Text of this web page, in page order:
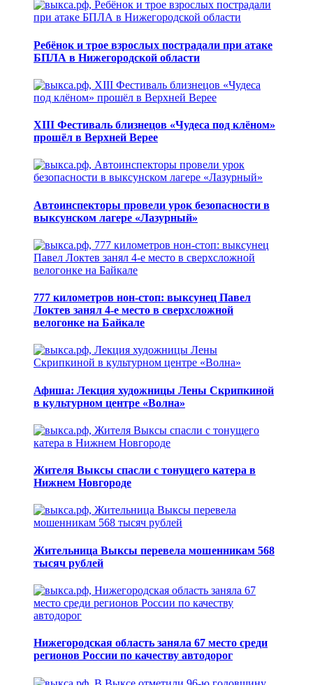
Ребёнок и трое взрослых пострадали при атаке
БПЛА в Нижегородской области
XIII Фестиваль близнецов «Чудеса под клёном»
прошёл в Верхней Верее
Автоинспекторы провели урок безопасности в
выксунском лагере «Лазурный»
777 километров нон-стоп: выксунец Павел
Локтев занял 4-е место в сверхсложной
велогонке на Байкале
Афиша: Лекция художницы Лены Скрипкиной
в культурном центре «Волна»
Жителя Выксы спасли с тонущего катера в
Нижнем Новгороде
Жительница Выксы перевела мошенникам 568
тысяч рублей
Нижегородская область заняла 67 место среди
регионов России по качеству автодорог